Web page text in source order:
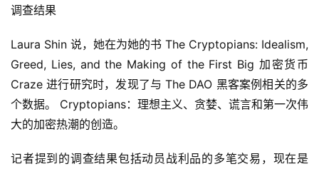
首
调查结果
Laura Shin 说，她在为她的书 The Cryptopians: Idealism,
Greed, Lies, and the Making of the First Big 加密货币
Craze 进行研究时，发现了与 The DAO 黑客案例相关的多
个数据。 Cryptopians：理想主义、贪婪、谎言和第一次伟
大的加密热潮的创造。
记者提到的调查结果包括动员战利品的多笔交易，现在是